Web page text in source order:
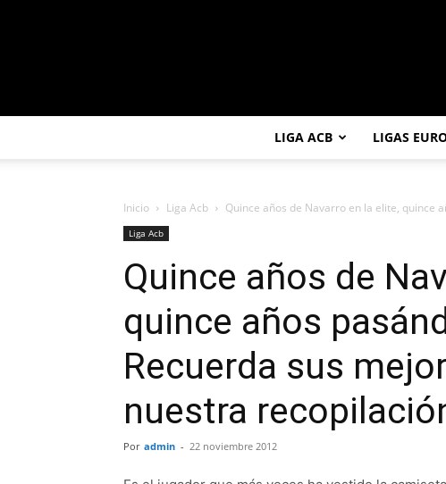
LIGA ACB LIGAS
Inicio Liga Acb Quince años de Navarro en la elite, quince
Liga Acb
Quince años de
quince años
Recuerda sus
nuestra
Por admin - 22 noviembre 2012